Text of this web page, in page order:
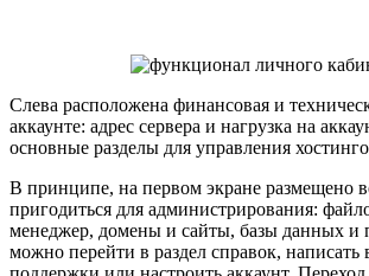
Слева расположена финансовая и
аккаунте: адрес сервера и нагрузка на
основные разделы для управления
В принципе, на первом экране размещено
пригодиться для администрирования:
менеджер, домены и сайты, базы данных и
можно перейти в раздел справок, написать